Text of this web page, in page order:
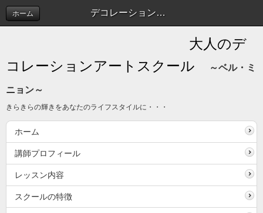
デコレーションアートスクール
ホーム
大人のデ
コレーションアートスクール
～ベル・ミ
ニョン～
きらきらの輝きをあなたのライフスタイルに・・・
ホーム
講師プロフィール
レッスン内容
スクールの特徴